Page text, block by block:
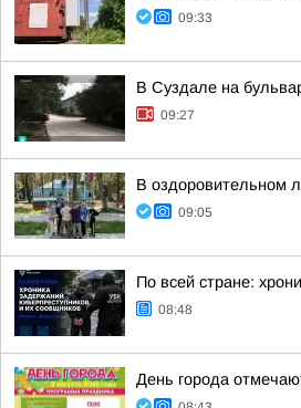
09:33
В Суздале на
09:27
В оздоровительном
09:05
По всей стране:
08:48
День города